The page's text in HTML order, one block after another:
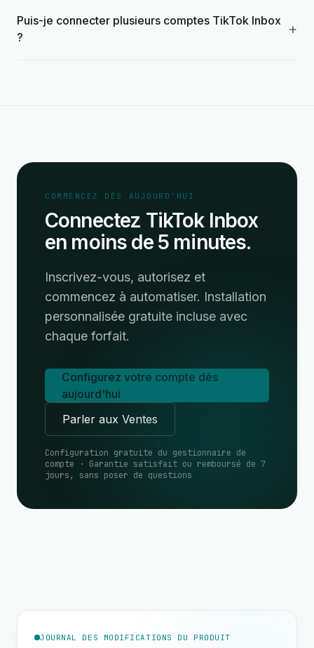
Puis-je connecter plusieurs comptes TikTok Inbox
?
+
COMMENCEZ DÈS AUJOURD'HUI
Connectez TikTok Inbox
en moins de 5 minutes.
Inscrivez-vous, autorisez et
commencez à automatiser. Installation
personnalisée gratuite incluse avec
chaque forfait.
Configurez votre compte dès
aujourd'hui
Parler aux Ventes
Configuration gratuite du gestionnaire de
compte · Garantie satisfait ou remboursé de 7
jours, sans poser de questions
JOURNAL DES MODIFICATIONS DU PRODUIT